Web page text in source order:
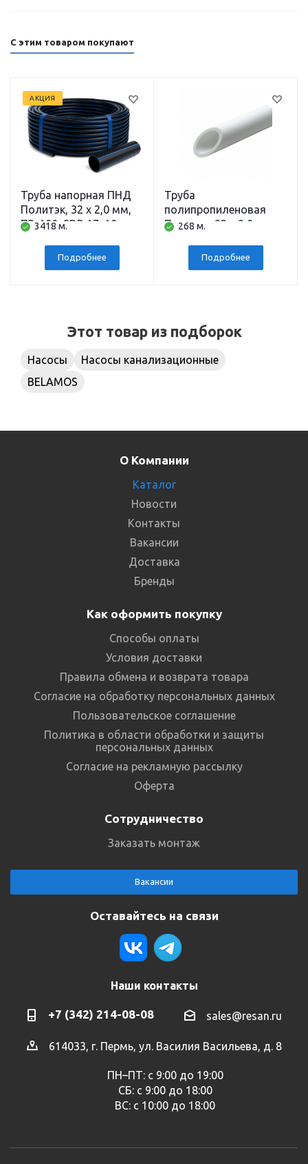
С этим товаром покупают
АКЦИЯ
Труба напорная ПНД
Политэк, 32 x 2,0 мм,
ПЭ-100, SDR 17, 10 атм,
3418 м.
Подробнее
Труба
полипропиленовая
Политэк, 32 x 3,0 мм,
268 м.
Подробнее
Этот товар из подборок
Насосы
Насосы канализационные
BELAMOS
О Компании
Каталог
Новости
Контакты
Вакансии
Доставка
Бренды
Как оформить покупку
Способы оплаты
Условия доставки
Правила обмена и возврата товара
Согласие на обработку персональных данных
Пользовательское соглашение
Политика в области обработки и защиты
персональных данных
Согласие на рекламную рассылку
Оферта
Сотрудничество
Заказать монтаж
Вакансии
Оставайтесь на связи
Наши контакты
+7 (342) 214-08-08 sales@resan.ru
614033, г. Пермь, ул. Василия Васильева, д. 8
ПН–ПТ: с 9:00 до 19:00
СБ: с 9:00 до 18:00
ВС: с 10:00 до 18:00